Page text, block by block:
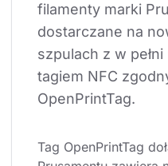
filamenty marki
dostarczane na
szpulach z w
tagiem NFC
OpenPrintTag.
Tag OpenPrintTag